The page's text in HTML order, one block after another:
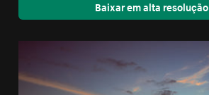
Baixar em alta resolução